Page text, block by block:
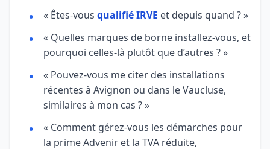
« Êtes-vous qualifié IRVE et depuis quand ? »
« Quelles marques de borne installez-vous, et
pourquoi celles-là plutôt que d’autres ? »
« Pouvez-vous me citer des installations
récentes à Avignon ou dans le Vaucluse,
similaires à mon cas ? »
« Comment gérez-vous les démarches pour
la prime Advenir et la TVA réduite,